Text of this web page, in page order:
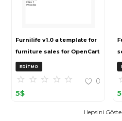
Furnilife v1.0 a template for
furniture sales for OpenCart
3 (ZIP)
EDITMO
0
5$ 5
Hepsini